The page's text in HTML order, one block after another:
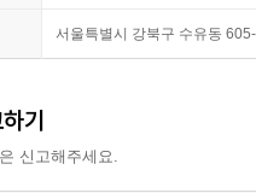
서울특별시 강북구 수유동
기
신고해주세요.